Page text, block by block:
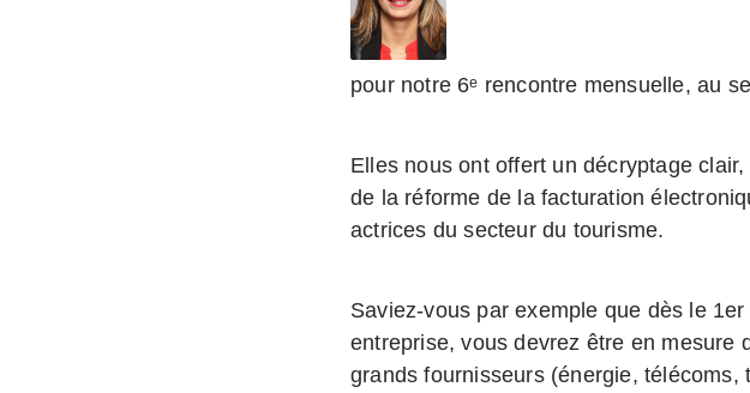
pour notre 6ᵉ rencontre mensuelle, au
Elles nous ont offert un décryptage
de la réforme de la facturation
actrices du secteur du tourisme.
Saviez-vous par exemple que dès le
entreprise, vous devrez être en mesure
grands fournisseurs (énergie,